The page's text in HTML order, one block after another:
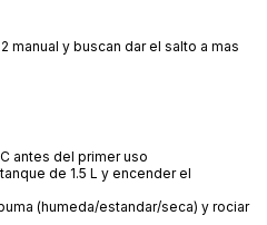
manual y buscan dar el salto a mas
antes del primer uso
de 1.5 L y encender el
(humeda/estandar/seca) y rociar